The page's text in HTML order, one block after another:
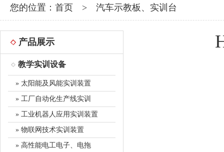
您的位置： 首页 > 汽车示教板、实训台
产品展示
教学实训设备
» 太阳能及风能实训装置
» 工厂自动化生产线实训
» 工业机器人应用实训装置
» 物联网技术实训装置
» 高性能电工电子、电拖